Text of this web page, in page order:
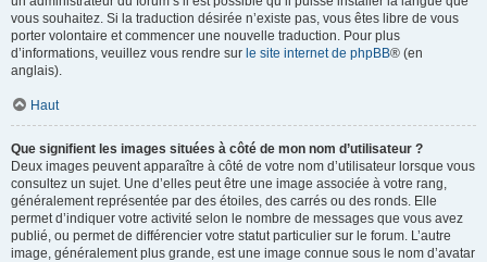
vous souhaitez. Si la traduction désirée n’existe pas, vous êtes libre de vous
porter volontaire et commencer une nouvelle traduction. Pour plus
d’informations, veuillez vous rendre sur le site internet de phpBB® (en
anglais).
Haut
Que signifient les images situées à côté de mon nom d’utilisateur ?
Deux images peuvent apparaître à côté de votre nom d’utilisateur lorsque vous
consultez un sujet. Une d’elles peut être une image associée à votre rang,
généralement représentée par des étoiles, des carrés ou des ronds. Elle
permet d’indiquer votre activité selon le nombre de messages que vous avez
publié, ou permet de différencier votre statut particulier sur le forum. L’autre
image, généralement plus grande, est une image connue sous le nom d’avatar